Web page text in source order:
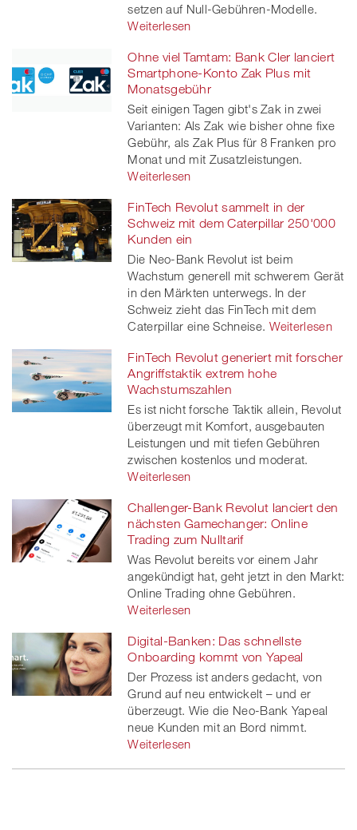
setzen auf Null-Gebühren-Modelle.
Weiterlesen
Ohne viel Tamtam: Bank Cler lanciert
Smartphone-Konto Zak Plus mit
Monatsgebühr
Seit einigen Tagen gibt's Zak in zwei
Varianten: Als Zak wie bisher ohne fixe
Gebühr, als Zak Plus für 8 Franken pro
Monat und mit Zusatzleistungen.
Weiterlesen
FinTech Revolut sammelt in der
Schweiz mit dem Caterpillar 250'000
Kunden ein
Die Neo-Bank Revolut ist beim
Wachstum generell mit schwerem Gerät
in den Märkten unterwegs. In der
Schweiz zieht das FinTech mit dem
Caterpillar eine Schneise. Weiterlesen
FinTech Revolut generiert mit forscher
Angriffstaktik extrem hohe
Wachstumszahlen
Es ist nicht forsche Taktik allein, Revolut
überzeugt mit Komfort, ausgebauten
Leistungen und mit tiefen Gebühren
zwischen kostenlos und moderat.
Weiterlesen
Challenger-Bank Revolut lanciert den
nächsten Gamechanger: Online
Trading zum Nulltarif
Was Revolut bereits vor einem Jahr
angekündigt hat, geht jetzt in den Markt:
Online Trading ohne Gebühren.
Weiterlesen
Digital-Banken: Das schnellste
Onboarding kommt von Yapeal
Der Prozess ist anders gedacht, von
Grund auf neu entwickelt – und er
überzeugt. Wie die Neo-Bank Yapeal
neue Kunden mit an Bord nimmt.
Weiterlesen